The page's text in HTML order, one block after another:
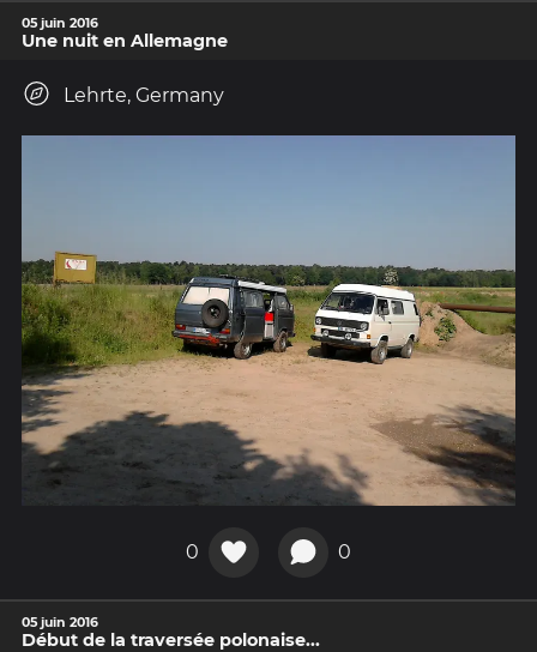
05 juin 2016
Une nuit en Allemagne
Lehrte, Germany
0 0
05 juin 2016
Début de la traversée polonaise...